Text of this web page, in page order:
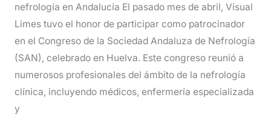
nefrología en Andalucía El pasado mes de abril, Visual
Limes tuvo el honor de participar como patrocinador
en el Congreso de la Sociedad Andaluza de Nefrología
(SAN), celebrado en Huelva. Este congreso reunió a
numerosos profesionales del ámbito de la nefrología
clínica, incluyendo médicos, enfermería especializada
y
de
Nefrología
(SAN)